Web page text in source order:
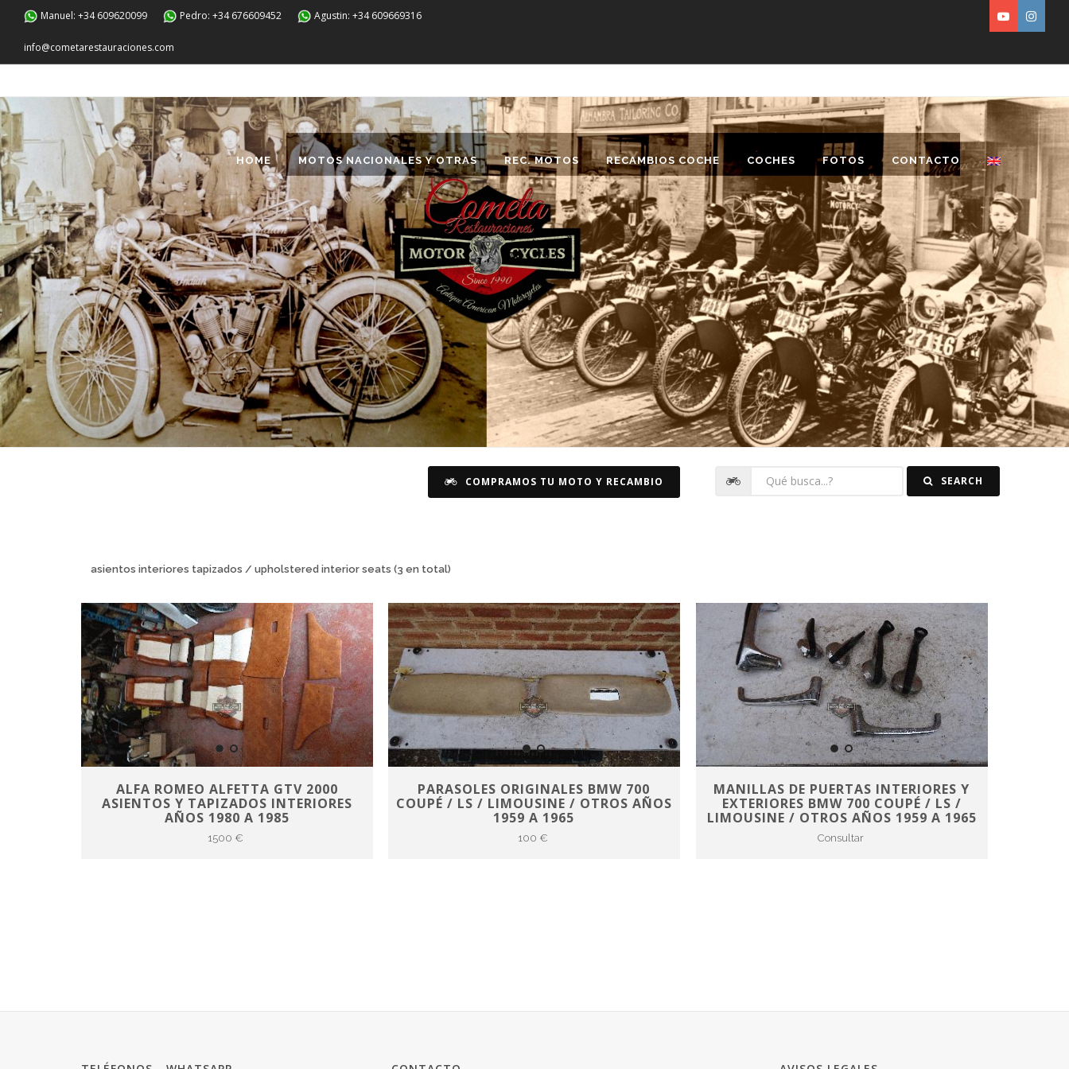
Manuel: +34 609620099 Pedro: +34 676609452 Agustin: +34 609669316
info@cometarestauraciones.com
HOME MOTOS NACIONALES Y OTRAS REC. MOTOS RECAMBIOS COCHE COCHES FOTOS CONTACTO
COMPRAMOS TU MOTO Y RECAMBIO SEARCH
asientos interiores tapizados / upholstered interior seats (3 en total)
ALFA ROMEO ALFETTA GTV 2000
ASIENTOS Y TAPIZADOS INTERIORES
AÑOS 1980 A 1985
1500 €
PARASOLES ORIGINALES BMW 700
COUPÉ / LS / LIMOUSINE / OTROS AÑOS
1959 A 1965
100 €
MANILLAS DE PUERTAS INTERIORES Y
EXTERIORES BMW 700 COUPÉ / LS /
LIMOUSINE / OTROS AÑOS 1959 A 1965
Consultar